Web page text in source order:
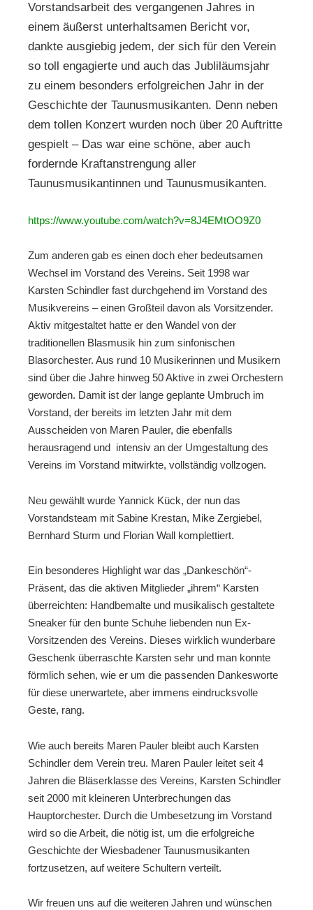
Vorstandsarbeit des vergangenen Jahres in
einem äußerst unterhaltsamen Bericht vor,
dankte ausgiebig jedem, der sich für den Verein
so toll engagierte und auch das Jubliläumsjahr
zu einem besonders erfolgreichen Jahr in der
Geschichte der Taunusmusikanten. Denn neben
dem tollen Konzert wurden noch über 20 Auftritte
gespielt – Das war eine schöne, aber auch
fordernde Kraftanstrengung aller
Taunusmusikantinnen und Taunusmusikanten.
https://www.youtube.com/watch?v=8J4EMtOO9Z0
Zum anderen gab es einen doch eher bedeutsamen
Wechsel im Vorstand des Vereins. Seit 1998 war
Karsten Schindler fast durchgehend im Vorstand des
Musikvereins – einen Großteil davon als Vorsitzender.
Aktiv mitgestaltet hatte er den Wandel von der
traditionellen Blasmusik hin zum sinfonischen
Blasorchester. Aus rund 10 Musikerinnen und Musikern
sind über die Jahre hinweg 50 Aktive in zwei Orchestern
geworden. Damit ist der lange geplante Umbruch im
Vorstand, der bereits im letzten Jahr mit dem
Ausscheiden von Maren Pauler, die ebenfalls
herausragend und intensiv an der Umgestaltung des
Vereins im Vorstand mitwirkte, vollständig vollzogen.
Neu gewählt wurde Yannick Kück, der nun das
Vorstandsteam mit Sabine Krestan, Mike Zergiebel,
Bernhard Sturm und Florian Wall komplettiert.
Ein besonderes Highlight war das „Dankeschön“-
Präsent, das die aktiven Mitglieder „ihrem“ Karsten
überreichten: Handbemalte und musikalisch gestaltete
Sneaker für den bunte Schuhe liebenden nun Ex-
Vorsitzenden des Vereins. Dieses wirklich wunderbare
Geschenk überraschte Karsten sehr und man konnte
förmlich sehen, wie er um die passenden Dankesworte
für diese unerwartete, aber immens eindrucksvolle
Geste, rang.
Wie auch bereits Maren Pauler bleibt auch Karsten
Schindler dem Verein treu. Maren Pauler leitet seit 4
Jahren die Bläserklasse des Vereins, Karsten Schindler
seit 2000 mit kleineren Unterbrechungen das
Hauptorchester. Durch die Umbesetzung im Vorstand
wird so die Arbeit, die nötig ist, um die erfolgreiche
Geschichte der Wiesbadener Taunusmusikanten
fortzusetzen, auf weitere Schultern verteilt.
Wir freuen uns auf die weiteren Jahren und wünschen